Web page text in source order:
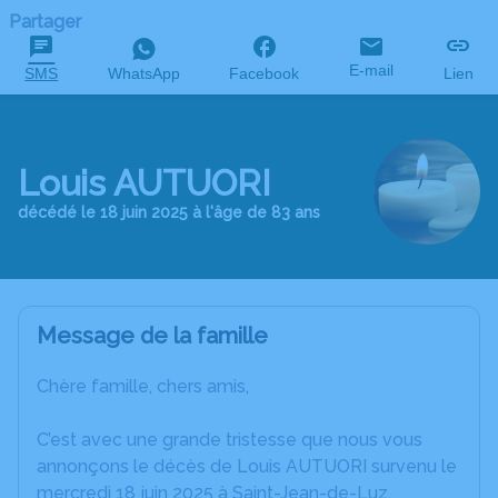
Partager
SMS WhatsApp Facebook E-mail Lien
Louis AUTUORI
décédé le 18 juin 2025 à l'âge de 83 ans
Message de la famille
Chère famille, chers amis,
C’est avec une grande tristesse que nous vous
annonçons le décès de Louis AUTUORI survenu le
mercredi 18 juin 2025 à Saint-Jean-de-Luz.